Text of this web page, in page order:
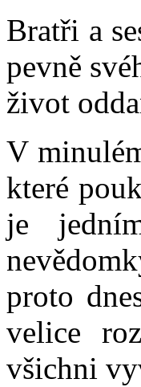
Bratři a
pevně
život
V
které
je
proto
velice
všichni